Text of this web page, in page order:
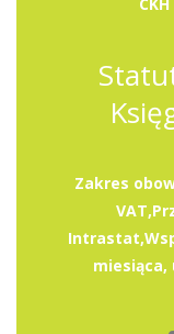
Zakres
miesiąca,